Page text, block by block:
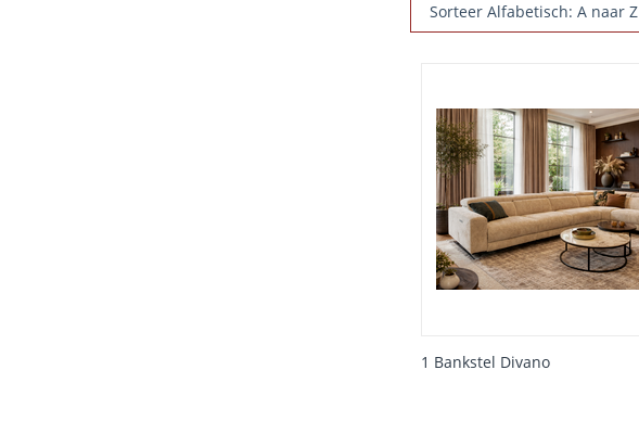
Sorteer Alfabetisch: A naar Z
1 Bankstel Divano